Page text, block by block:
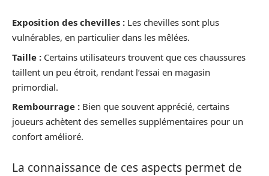
Exposition des chevilles : Les chevilles sont plus
vulnérables, en particulier dans les mêlées.
Taille : Certains utilisateurs trouvent que ces chaussures
taillent un peu étroit, rendant l’essai en magasin
primordial.
Rembourrage : Bien que souvent apprécié, certains
joueurs achètent des semelles supplémentaires pour un
confort amélioré.
La connaissance de ces aspects permet de